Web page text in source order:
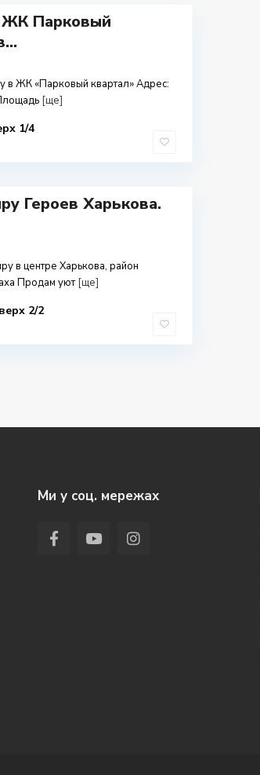
ЖК Парковый
в ЖК «Парковый квартал» Адрес:
[ще]
1/4
Героев Харькова.
в центре Харькова, район
Продам уют[ще]
2/2
Ми у соц. мережах